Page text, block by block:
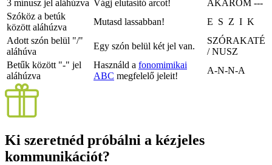
3 mínusz jel aláhúzva Vágj elutasító arcot! AKAROM ---
Szóköz a betúk
között aláhúzva
Mutasd lassabban!
E S Z I K
Adott szón belül "/"
aláhúva
Egy szón belül két jel van.
SZÓRAKATÉ
/ NUSZ
Betűk között "-" jel
aláhúzva
Használd a fonomimikai
ABC megfelelő jeleit!
A-N-N-A
Ki szeretnéd próbálni a kézjeles
kommunikációt?